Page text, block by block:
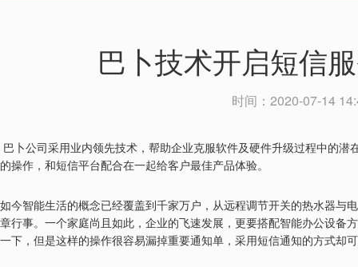
巴卜技术开启短信
时间： 2020-07-14
巴卜公司采用业内领先技术，帮助企业克服软件及硬件升级过程中的
的操作 ， 和短信平台配合在一起给客户最佳产品体验。
如今智能生活的概念已经覆盖到千家万户，从远程调节开关的热水器与
章行事。一个家庭尚且如此，企业的飞速发展，更要搭配智能办公设备
一下，但是这样的操作很容易漏掉重要通知单，采用短信通知的方式却